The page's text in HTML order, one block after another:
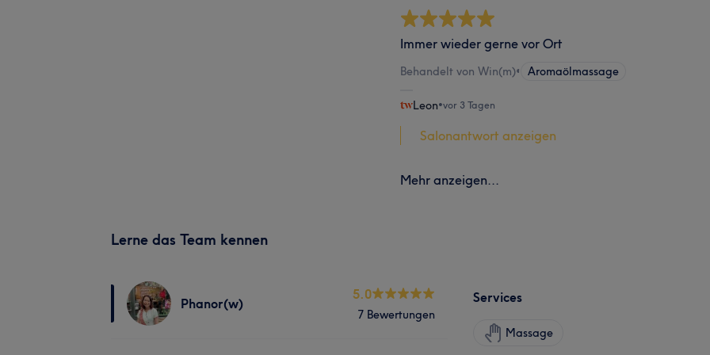
Immer wieder gerne vor Ort
Behandelt von Win(m)• Aromaölmassage
Leon•vor 3 Tagen
Salonantwort anzeigen
Mehr anzeigen...
Lerne das Team kennen
Phanor(w)
5.0
7 Bewertungen
Services
Massage